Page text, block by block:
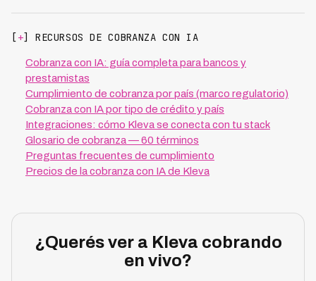
[+] RECURSOS DE COBRANZA CON IA
Cobranza con IA: guía completa para bancos y
prestamistas
Cumplimiento de cobranza por país (marco regulatorio)
Cobranza con IA por tipo de crédito y país
Integraciones: cómo Kleva se conecta con tu stack
Glosario de cobranza — 60 términos
Preguntas frecuentes de cumplimiento
Precios de la cobranza con IA de Kleva
¿Querés ver a Kleva cobrando
en vivo?